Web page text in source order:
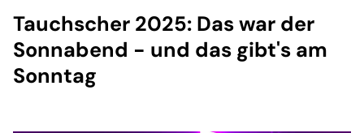
Tauchscher 2025: Das war der
Sonnabend - und das gibt's am
Sonntag